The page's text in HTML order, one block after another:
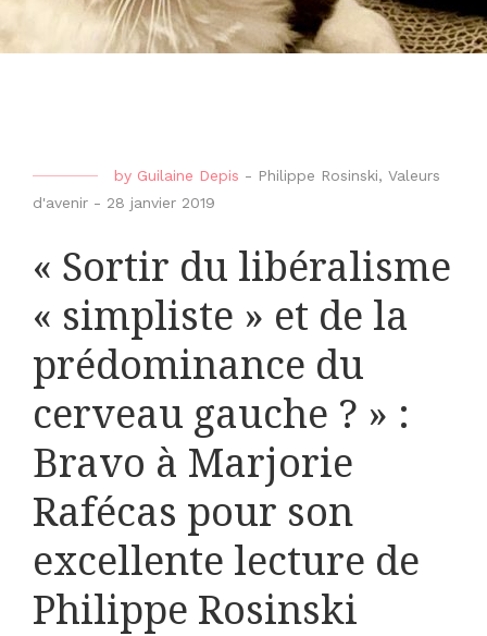
by Guilaine Depis - Philippe Rosinski, Valeurs
d'avenir - 28 janvier 2019
« Sortir du libéralisme
« simpliste » et de la
prédominance du
cerveau gauche ? » :
Bravo à Marjorie
Rafécas pour son
excellente lecture de
Philippe Rosinski